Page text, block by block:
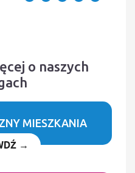
o naszych
MIESZKANIA
→